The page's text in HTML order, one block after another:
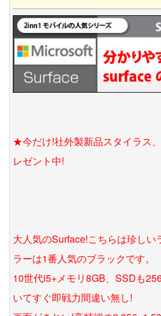
★今だけ!社外製新品スタイラス
レゼント中!
大人気のSurface!こちらは珍しい
ラーは1番人気のブラックです。
10世代i5+メモリ8GB、SSDも
いてすぐ即戦力間違い無し!